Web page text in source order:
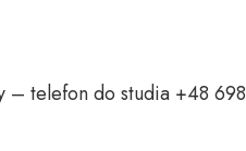
– telefon do studia +48